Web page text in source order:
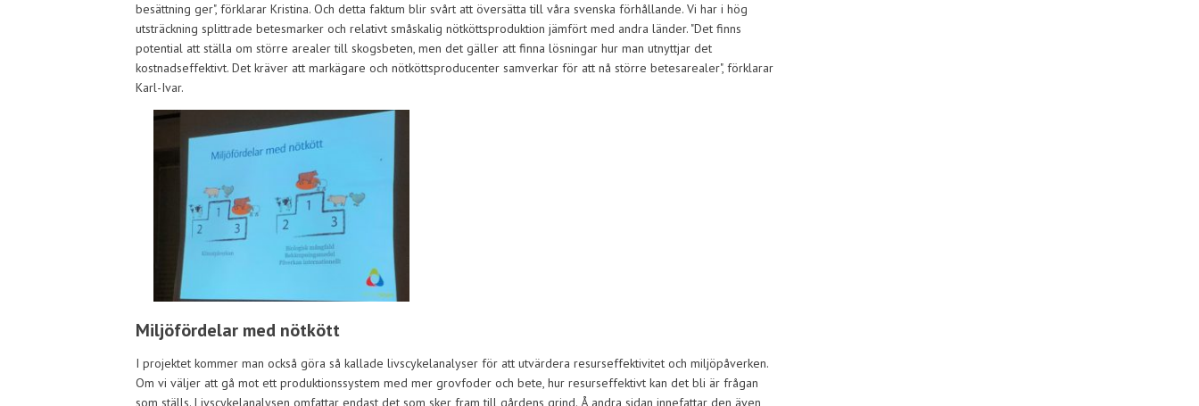
besättning ger", förklarar Kristina. Och detta faktum blir svårt att översätta till våra svenska förhållande. Vi har i hög
utsträckning splittrade betesmarker och relativt småskalig nötköttsproduktion jämfört med andra länder. "Det finns
potential att ställa om större arealer till skogsbeten, men det gäller att finna lösningar hur man utnyttjar det
kostnadseffektivt. Det kräver att markägare och nötköttsproducenter samverkar för att nå större betesarealer", förklarar
Karl-Ivar.
Miljöfördelar med nötkött
I projektet kommer man också göra så kallade livscykelanalyser för att utvärdera resurseffektivitet och miljöpåverken.
Om vi väljer att gå mot ett produktionssystem med mer grovfoder och bete, hur resurseffektivt kan det bli är frågan
som ställs. Livscykelanalysen omfattar endast det som sker fram till gårdens grind. Å andra sidan innefattar den även